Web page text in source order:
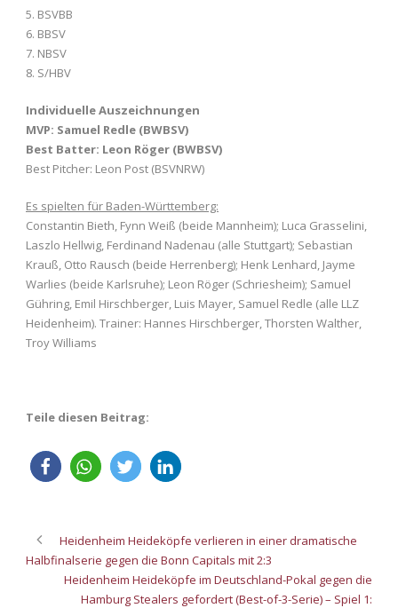
5. BSVBB
6. BBSV
7. NBSV
8. S/HBV
Individuelle Auszeichnungen
MVP: Samuel Redle (BWBSV)
Best Batter: Leon Röger (BWBSV)
Best Pitcher: Leon Post (BSVNRW)
Es spielten für Baden-Württemberg:
Constantin Bieth, Fynn Weiß (beide Mannheim); Luca Grasselini,
Laszlo Hellwig, Ferdinand Nadenau (alle Stuttgart); Sebastian
Krauß, Otto Rausch (beide Herrenberg); Henk Lenhard, Jayme
Warlies (beide Karlsruhe); Leon Röger (Schriesheim); Samuel
Gühring, Emil Hirschberger, Luis Mayer, Samuel Redle (alle LLZ
Heidenheim). Trainer: Hannes Hirschberger, Thorsten Walther,
Troy Williams
Teile diesen Beitrag:
Heidenheim Heideköpfe verlieren in einer dramatische
Halbfinalserie gegen die Bonn Capitals mit 2:3
Heidenheim Heideköpfe im Deutschland-Pokal gegen die
Hamburg Stealers gefordert (Best-of-3-Serie) – Spiel 1: